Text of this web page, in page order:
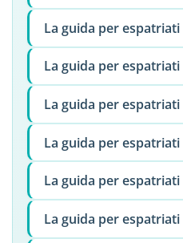
La guida per
La guida per
La guida per
La guida per
La guida per
La guida per